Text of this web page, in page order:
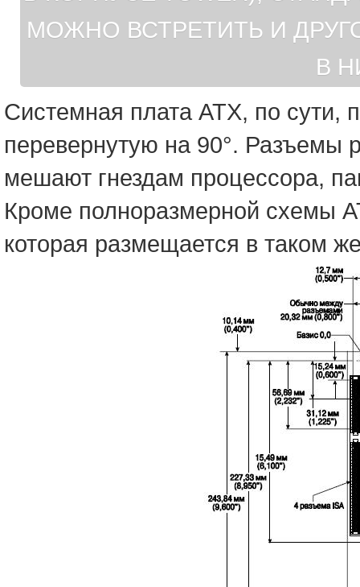
МОЖНО ВСТРЕТИТЬ И
В
Системная плата ATX, по сути,
перевернутую на 90°. Разъемы
мешают гнездам процессора,
Кроме полноразмерной схемы
которая размещается в таком